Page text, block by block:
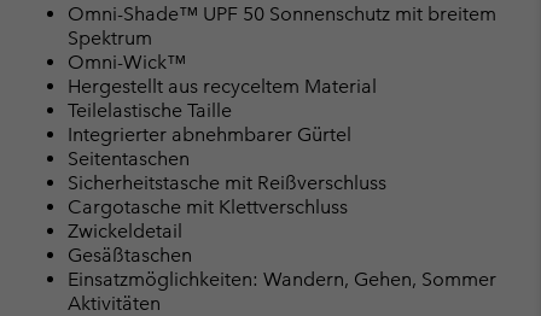
Omni-Shade™ UPF 50 Sonnenschutz mit breitem
Spektrum
Omni-Wick™
Hergestellt aus recyceltem Material
Teilelastische Taille
Integrierter abnehmbarer Gürtel
Seitentaschen
Sicherheitstasche mit Reißverschluss
Cargotasche mit Klettverschluss
Zwickeldetail
Gesäßtaschen
Einsatzmöglichkeiten: Wandern, Gehen, Sommer
Aktivitäten